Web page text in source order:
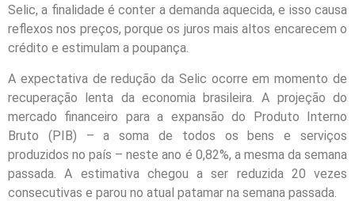
Selic, a finalidade é conter a demanda aquecida, e isso causa
reflexos nos preços, porque os juros mais altos encarecem o
crédito e estimulam a poupança.
A expectativa de redução da Selic ocorre em momento de
recuperação lenta da economia brasileira. A projeção do
mercado financeiro para a expansão do Produto Interno
Bruto (PIB) – a soma de todos os bens e serviços
produzidos no país – neste ano é 0,82%, a mesma da semana
passada. A estimativa chegou a ser reduzida 20 vezes
consecutivas e parou no atual patamar na semana passada.